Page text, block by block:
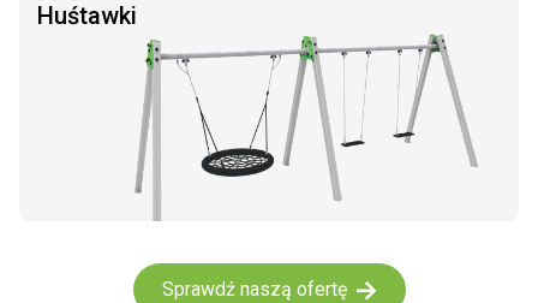
Huśtawki
Sprawdź naszą ofertę